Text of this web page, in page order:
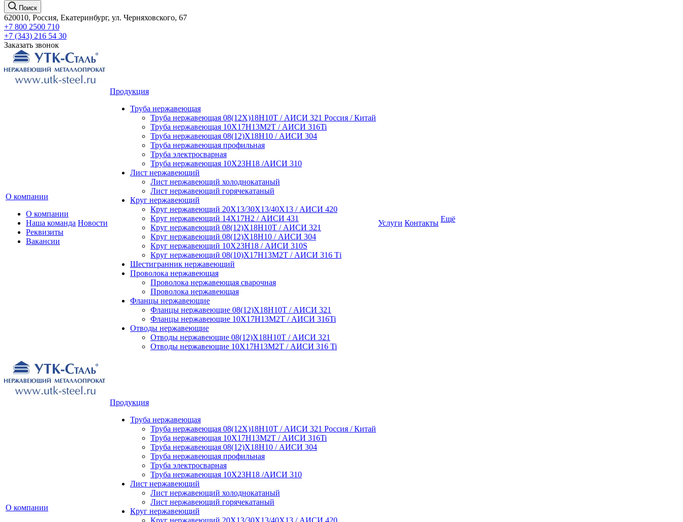
Поиск
620010, Россия, Екатеринбург, ул. Черняховского, 67
+7 800 2500 710
+7 (343) 216 54 30
Заказать звонок
О компании
О компании
Наша команда
Реквизиты
Вакансии
Новости
Продукция
Труба нержавеющая
Труба нержавеющая 08(12Х)18Н10Т / АИСИ 321 Россия / Китай
Труба нержавеющая 10Х17Н13М2Т / АИСИ 316Ti
Труба нержавеющая 08(12)Х18Н10 / АИСИ 304
Труба нержавеющая профильная
Труба электросварная
Труба нержавеющая 10Х23Н18 /АИСИ 310
Лист нержавеющий
Лист нержавеющий холоднокатаный
Лист нержавеющий горячекатаный
Круг нержавеющий
Круг нержавеющий 20Х13/30Х13/40Х13 / АИСИ 420
Круг нержавеющий 14Х17Н2 / АИСИ 431
Круг нержавеющий 08(12)Х18Н10Т / АИСИ 321
Круг нержавеющий 08(12)Х18Н10 / АИСИ 304
Круг нержавеющий 10Х23Н18 / АИСИ 310S
Круг нержавеющий 08(10)Х17Н13М2Т / АИСИ 316 Тi
Шестигранник нержавеющий
Проволока нержавеющая
Проволока нержавеющая сварочная
Проволока нержавеющая
Фланцы нержавеющие
Фланцы нержавеющие 08(12)Х18Н10Т / АИСИ 321
Фланцы нержавеющие 10Х17Н13М2Т / АИСИ 316Ti
Отводы нержавеющие
Отводы нержавеющие 08(12)Х18Н10Т / АИСИ 321
Отводы нержавеющие 10Х17Н13М2Т / АИСИ 316 Ti
Услуги Контакты Ещё
О компании
Продукция
Труба нержавеющая
Труба нержавеющая 08(12Х)18Н10Т / АИСИ 321 Россия / Китай
Труба нержавеющая 10Х17Н13М2Т / АИСИ 316Ti
Труба нержавеющая 08(12)Х18Н10 / АИСИ 304
Труба нержавеющая профильная
Труба электросварная
Труба нержавеющая 10Х23Н18 /АИСИ 310
Лист нержавеющий
Лист нержавеющий холоднокатаный
Лист нержавеющий горячекатаный
Круг нержавеющий
Круг нержавеющий 20Х13/30Х13/40Х13 / АИСИ 420